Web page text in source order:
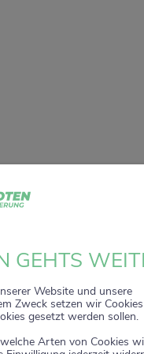
zu dürfen.
und
vor Ort in Ihrer
attraktive Angebote
GEHTS
Website und unsere
Zweck setzen wir
gesetzt werden sollen.
Arten von Cookies